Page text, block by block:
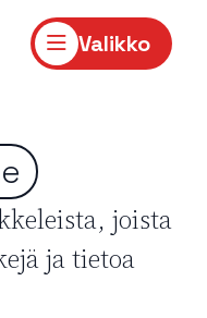
Valikko
joista
ja tietoa